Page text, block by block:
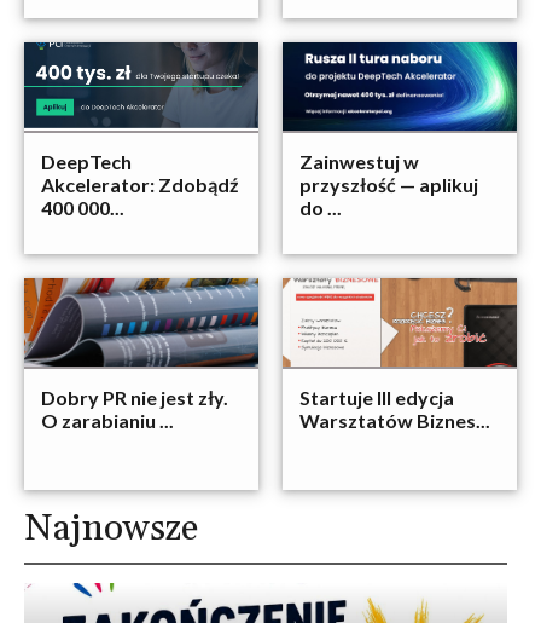
DeepTech
Akcelerator: Zdobądź
400 000...
Zainwestuj w
przyszłość — aplikuj
do ...
Dobry PR nie jest zły.
O zarabianiu ...
Startuje III edycja
Warsztatów Biznes...
Najnowsze